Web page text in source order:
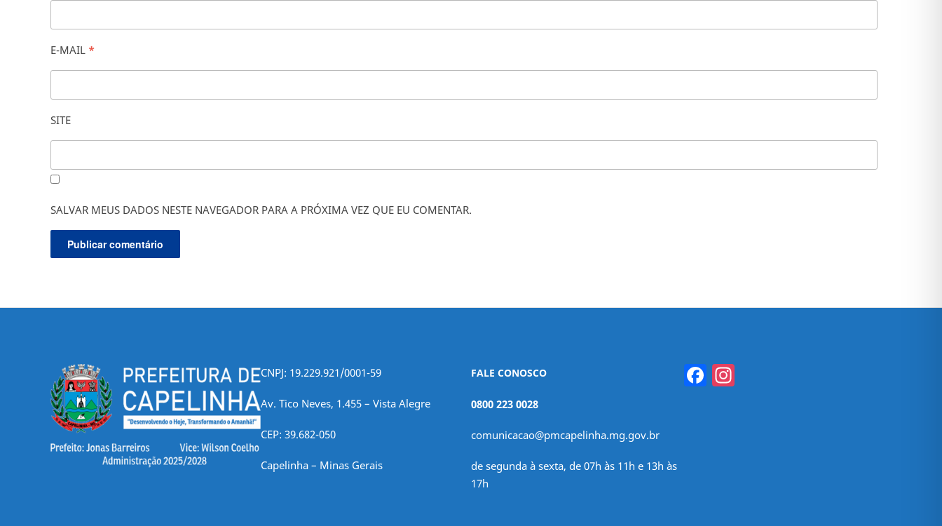
E-MAIL *
SITE
SALVAR MEUS DADOS NESTE NAVEGADOR PARA A PRÓXIMA VEZ QUE EU COMENTAR.
CNPJ: 19.229.921/0001-59
Av. Tico Neves, 1.455 – Vista Alegre
CEP: 39.682-050
Capelinha – Minas Gerais
FALE CONOSCO
0800 223 0028
comunicacao@pmcapelinha.mg.gov.br
de segunda à sexta, de 07h às 11h e 13h às
17h
Facebook